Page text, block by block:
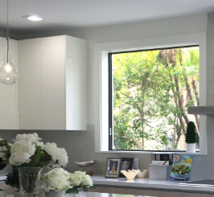
La madera es un material muy
visualmente crea espacios
natural y cálido. Generalmente
estilos decorativos más rústicos,
realidad, es un material tan
infinidad de estilos como el
alta gama es un claro ejemplo de
combinación hace de este
compartir y